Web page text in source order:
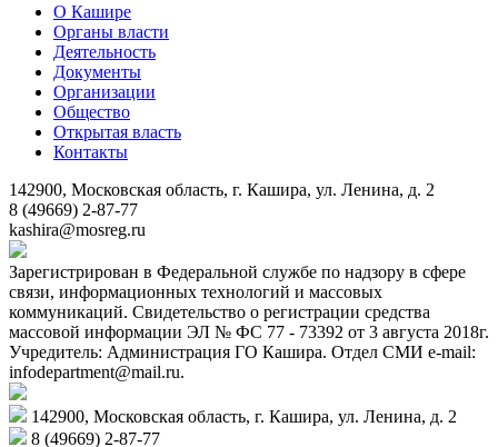
О Кашире
Органы власти
Деятельность
Документы
Организации
Общество
Открытая власть
Контакты
142900, Московская область, г. Кашира, ул. Ленина, д. 2
8 (49669) 2-87-77
kashira@mosreg.ru
Зарегистрирован в Федеральной службе по надзору в сфере
связи, информационных технологий и массовых
коммуникаций. Свидетельство о регистрации средства
массовой информации ЭЛ № ФС 77 - 73392 от 3 августа 2018г.
Учредитель: Администрация ГО Кашира. Отдел СМИ e-mail:
infodepartment@mail.ru.
142900, Московская область, г. Кашира, ул. Ленина, д. 2
8 (49669) 2-87-77